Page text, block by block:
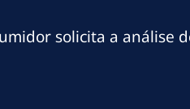
solicita a análise